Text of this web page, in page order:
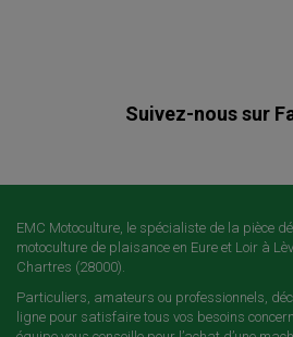
Suivez-nous sur
EMC Motoculture, le spécialiste de la pièce
motoculture de plaisance en Eure et Loir à
Chartres (28000).
Particuliers, amateurs ou professionnels,
ligne pour satisfaire tous vos besoins